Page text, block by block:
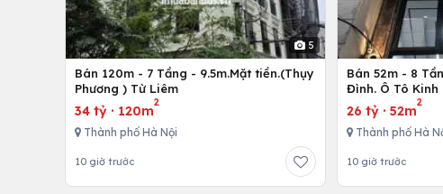
5
Bán 120m - 7 Tầng - 9.5m.Mặt tiền.(Thụy
Phương ) Từ Liêm
34 tỷ · 120m
2
Thành phố Hà Nội
10 giờ trước
Bán 52m - 8
Đình. Ô Tô Kinh
26 tỷ ·52m
2
Thành phố Hà
10 giờ trước